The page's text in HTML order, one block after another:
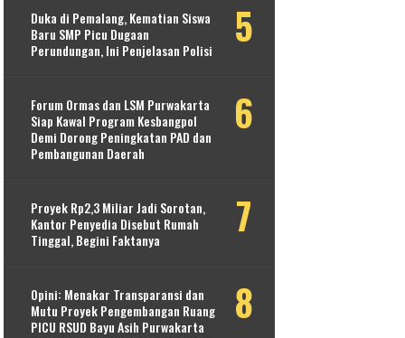
Duka di Pemalang, Kematian Siswa
Baru SMP Picu Dugaan
Perundungan, Ini Penjelasan Polisi
Forum Ormas dan LSM Purwakarta
Siap Kawal Program Kesbangpol
Demi Dorong Peningkatan PAD dan
Pembangunan Daerah
Proyek Rp2,3 Miliar Jadi Sorotan,
Kantor Penyedia Disebut Rumah
Tinggal, Begini Faktanya
Opini: Menakar Transparansi dan
Mutu Proyek Pengembangan Ruang
PICU RSUD Bayu Asih Purwakarta